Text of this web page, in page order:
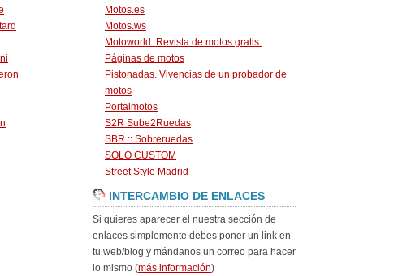
Motos.es
Motos.ws
Motoworld. Revista de motos gratis.
Páginas de motos
Pistonadas. Vivencias de un probador de
motos
Portalmotos
S2R Sube2Ruedas
SBR :: Sobreruedas
SOLO CUSTOM
Street Style Madrid
INTERCAMBIO DE ENLACES
Si quieres aparecer el nuestra sección de
enlaces simplemente debes poner un link en
tu web/blog y mándanos un correo para hacer
lo mismo (más información)